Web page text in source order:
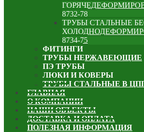
8732-78
ТРУБЫ СТАЛЬНЫЕ
8734-75
ФИТИНГИ
ТРУБЫ НЕРЖАВЕЮЩИЕ
ПЭ ТРУБЫ
ЛЮКИ И КОВЕРЫ
ТРУБЫ СТАЛЬНЫЕ В
ГЛАВНАЯ
О КОМПАНИИ
НАШИ ОБЪЕКТЫ
ДОСТАВКА И ОПЛАТА
ПОЛЕЗНАЯ ИНФОРМАЦИЯ